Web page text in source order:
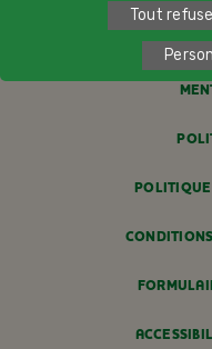
Tout